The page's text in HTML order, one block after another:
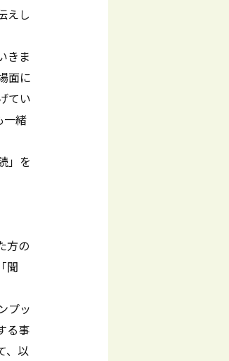
えし
きま
面に
てい
一緒
」を
方の
聞
プッ
る事
、以